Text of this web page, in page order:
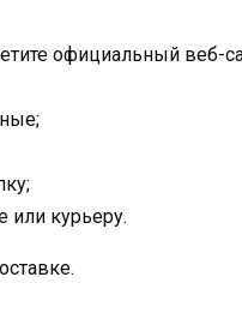
официальный веб-
или курьеру.